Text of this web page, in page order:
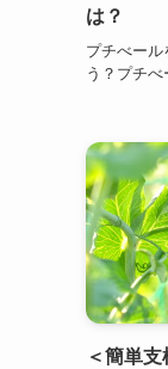
は？
プチべー
う？プチべ
＜簡単